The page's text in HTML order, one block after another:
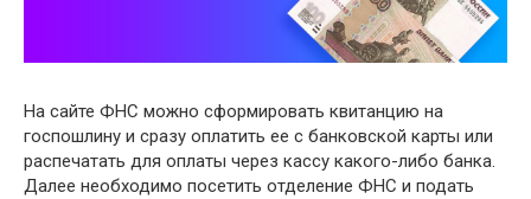
На сайте ФНС можно сформировать квитанцию на
госпошлину и сразу оплатить ее с банковской карты или
распечатать для оплаты через кассу какого-либо банка.
Далее необходимо посетить отделение ФНС и подать